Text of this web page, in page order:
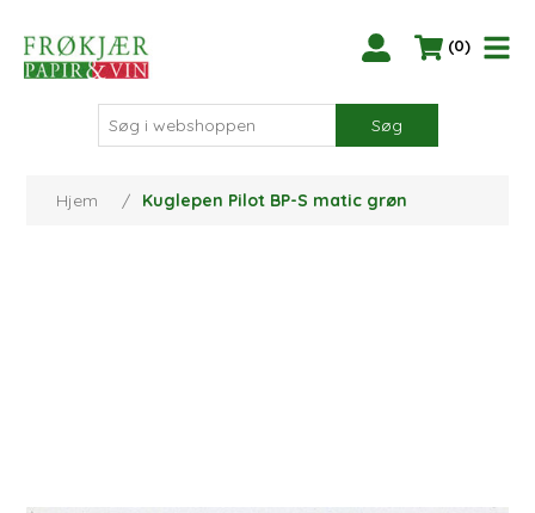
(0)
Søg
Hjem / Kuglepen Pilot BP-S matic grøn